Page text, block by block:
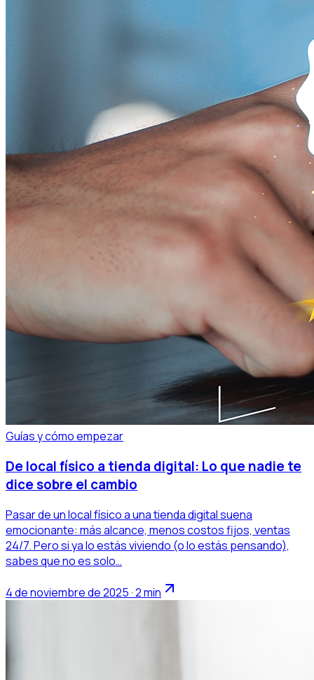
Guías y cómo empezar
De local físico a tienda digital: Lo que nadie te
dice sobre el cambio
Pasar de un local físico a una tienda digital suena
emocionante: más alcance, menos costos fijos, ventas
24/7. Pero si ya lo estás viviendo (o lo estás pensando),
sabes que no es solo…
4 de noviembre de 2025 · 2 min